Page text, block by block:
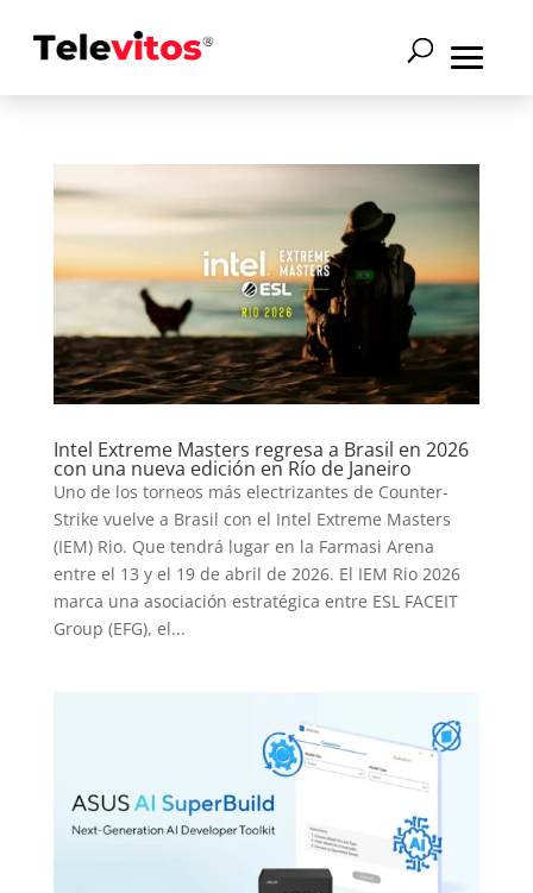
Intel Extreme Masters regresa a Brasil en 2026
con una nueva edición en Río de Janeiro
Uno de los torneos más electrizantes de Counter-
Strike vuelve a Brasil con el Intel Extreme Masters
(IEM) Rio. Que tendrá lugar en la Farmasi Arena
entre el 13 y el 19 de abril de 2026. El IEM Rio 2026
marca una asociación estratégica entre ESL FACEIT
Group (EFG), el...